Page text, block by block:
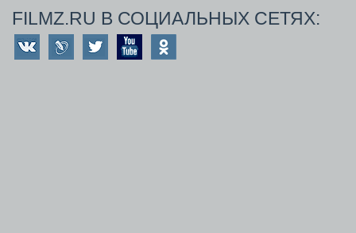
FILMZ.RU В СОЦИАЛЬНЫХ СЕТЯХ: